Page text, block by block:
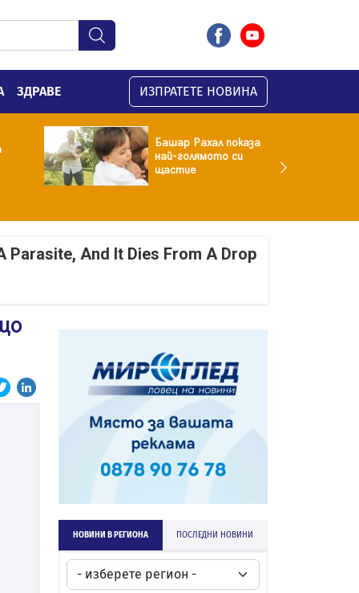
ЗДРАВЕ ИЗПРАТЕТЕ НОВИНА
Башар Рахал показа
най-голямото си
щастие
Parasite, And It Dies From A Drop
НОВИНИ В РЕГИОНА ПОСЛЕДНИ НОВИНИ